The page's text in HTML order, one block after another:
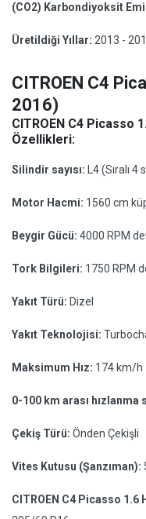
(CO2) Karbondiyoksit
Üretildiği Yıllar: 2013 -
CITROEN C4
2016)
CITROEN C4 Picasso
Özellikleri:
Silindir sayısı: L4 (Sıralı 4
Motor Hacmi: 1560 cm
Beygir Gücü: 4000 RPM
Tork Bilgileri: 1750 RPM
Yakıt Türü: Dizel
Yakıt Teknolojisi:
Maksimum Hız: 174 km/h
0-100 km arası hızlanma
Çekiş Türü: Önden Çekişli
Vites Kutusu (Şanzıman):
CITROEN C4 Picasso 1.6